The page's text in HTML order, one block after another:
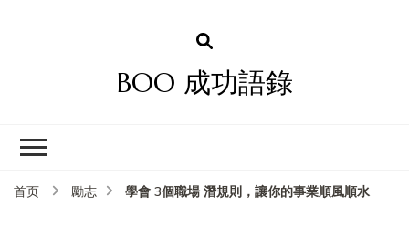
BOO 成功語錄
首页 勵志 學會 3個職場 潛規則，讓你的事業順風順水